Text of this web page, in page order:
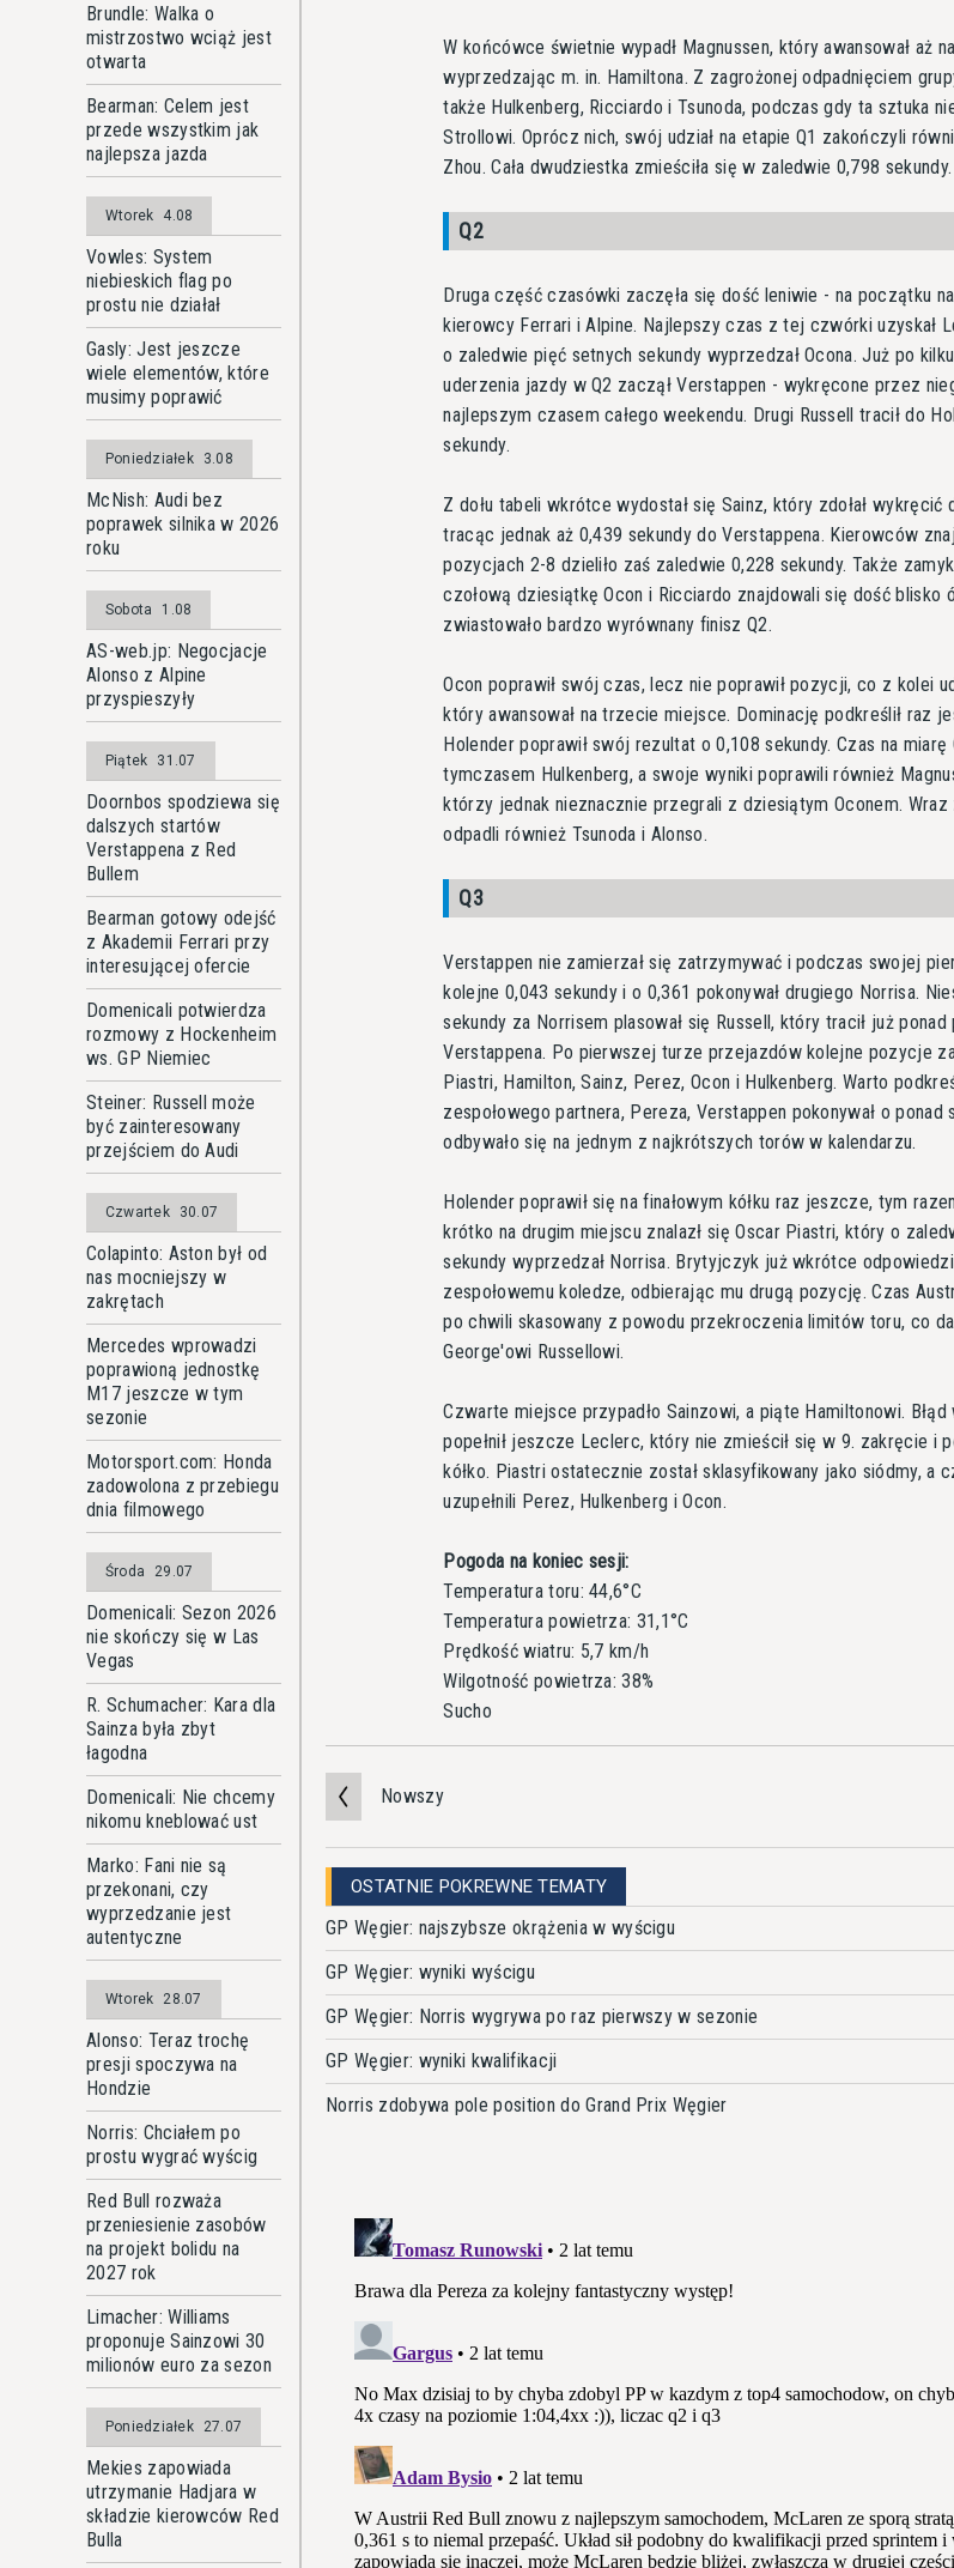
Brundle: Walka o
mistrzostwo wciąż jest
otwarta
Bearman: Celem jest
przede wszystkim jak
najlepsza jazda
Wtorek 4.08
Vowles: System
niebieskich flag po
prostu nie działał
Gasly: Jest jeszcze
wiele elementów, które
musimy poprawić
Poniedziałek 3.08
McNish: Audi bez
poprawek silnika w 2026
roku
Sobota 1.08
AS-web.jp: Negocjacje
Alonso z Alpine
przyspieszyły
Piątek 31.07
Doornbos spodziewa się
dalszych startów
Verstappena z Red
Bullem
Bearman gotowy odejść
z Akademii Ferrari przy
interesującej ofercie
Domenicali potwierdza
rozmowy z Hockenheim
ws. GP Niemiec
Steiner: Russell może
być zainteresowany
przejściem do Audi
Czwartek 30.07
Colapinto: Aston był od
nas mocniejszy w
zakrętach
Mercedes wprowadzi
poprawioną jednostkę
M17 jeszcze w tym
sezonie
Motorsport.com: Honda
zadowolona z przebiegu
dnia filmowego
Środa 29.07
Domenicali: Sezon 2026
nie skończy się w Las
Vegas
R. Schumacher: Kara dla
Sainza była zbyt
łagodna
Domenicali: Nie chcemy
nikomu kneblować ust
Marko: Fani nie są
przekonani, czy
wyprzedzanie jest
autentyczne
Wtorek 28.07
Alonso: Teraz trochę
presji spoczywa na
Hondzie
Norris: Chciałem po
prostu wygrać wyścig
Red Bull rozważa
przeniesienie zasobów
na projekt bolidu na
2027 rok
Limacher: Williams
proponuje Sainzowi 30
milionów euro za sezon
Poniedziałek 27.07
Mekies zapowiada
utrzymanie Hadjara w
składzie kierowców Red
Bulla
W końcówce świetnie wypadł Magnussen, który awansował aż
wyprzedzając m. in. Hamiltona. Z zagrożonej odpadnięciem
także Hulkenberg, Ricciardo i Tsunoda, podczas gdy ta sztuka
Strollowi. Oprócz nich, swój udział na etapie Q1 zakończyli
Zhou. Cała dwudziestka zmieściła się w zaledwie 0,798 sekundy.
Q2
Druga część czasówki zaczęła się dość leniwie - na początku
kierowcy Ferrari i Alpine. Najlepszy czas z tej czwórki uzyskał
o zaledwie pięć setnych sekundy wyprzedzał Ocona. Już po
uderzenia jazdy w Q2 zaczął Verstappen - wykręcone przez
najlepszym czasem całego weekendu. Drugi Russell tracił do
sekundy.
Z dołu tabeli wkrótce wydostał się Sainz, który zdołał wykręcić
tracąc jednak aż 0,439 sekundy do Verstappena. Kierowców
pozycjach 2-8 dzieliło zaś zaledwie 0,228 sekundy. Także
czołową dziesiątkę Ocon i Ricciardo znajdowali się dość blisko
zwiastowało bardzo wyrównany finisz Q2.
Ocon poprawił swój czas, lecz nie poprawił pozycji, co z kolei
który awansował na trzecie miejsce. Dominację podkreślił raz
Holender poprawił swój rezultat o 0,108 sekundy. Czas na miarę
tymczasem Hulkenberg, a swoje wyniki poprawili również
którzy jednak nieznacznie przegrali z dziesiątym Oconem.
odpadli również Tsunoda i Alonso.
Q3
Verstappen nie zamierzał się zatrzymywać i podczas swojej
kolejne 0,043 sekundy i o 0,361 pokonywał drugiego Norrisa.
sekundy za Norrisem plasował się Russell, który tracił już ponad
Verstappena. Po pierwszej turze przejazdów kolejne pozycje
Piastri, Hamilton, Sainz, Perez, Ocon i Hulkenberg. Warto
zespołowego partnera, Pereza, Verstappen pokonywał o
odbywało się na jednym z najkrótszych torów w kalendarzu.
Holender poprawił się na finałowym kółku raz jeszcze, tym
krótko na drugim miejscu znalazł się Oscar Piastri, który o
sekundy wyprzedzał Norrisa. Brytyjczyk już wkrótce
zespołowemu koledze, odbierając mu drugą pozycję. Czas
po chwili skasowany z powodu przekroczenia limitów toru, co
George'owi Russellowi.
Czwarte miejsce przypadło Sainzowi, a piąte Hamiltonowi.
popełnił jeszcze Leclerc, który nie zmieścił się w 9. zakręcie i
kółko. Piastri ostatecznie został sklasyfikowany jako siódmy, a
uzupełnili Perez, Hulkenberg i Ocon.
Pogoda na koniec sesji:
Temperatura toru: 44,6°C
Temperatura powietrza: 31,1°C
Prędkość wiatru: 5,7 km/h
Wilgotność powietrza: 38%
Sucho
Nowszy
OSTATNIE POKREWNE TEMATY
GP Węgier: najszybsze okrążenia w wyścigu
GP Węgier: wyniki wyścigu
GP Węgier: Norris wygrywa po raz pierwszy w sezonie
GP Węgier: wyniki kwalifikacji
Norris zdobywa pole position do Grand Prix Węgier